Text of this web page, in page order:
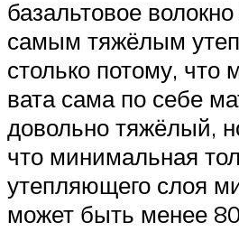
базальтовое
самым тяжёлым
столько потому, что
вата сама по себе
довольно тяжёлый,
что минимальная
утепляющего слоя
может быть менее